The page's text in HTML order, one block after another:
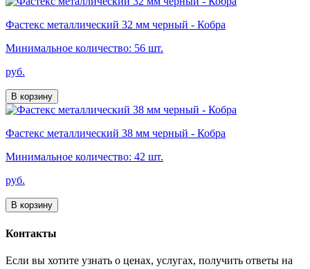
Фастекс металлический 32 мм черный - Кобра
Минимальное количество: 56 шт.
руб.
В корзину
Фастекс металлический 38 мм черный - Кобра
Минимальное количество: 42 шт.
руб.
В корзину
Контакты
Если вы хотите узнать о ценах, услугах, получить ответы на